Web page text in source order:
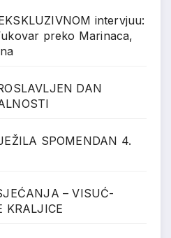
intervjuu:
preko Marinaca,
DAN
SPOMENDAN 4.
– VISUĆ-
KRALJICE